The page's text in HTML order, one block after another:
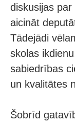
diskusijas
aicināt
Tādejādi
skolas
sabiedrības
un kvalitātes
Šobrīd